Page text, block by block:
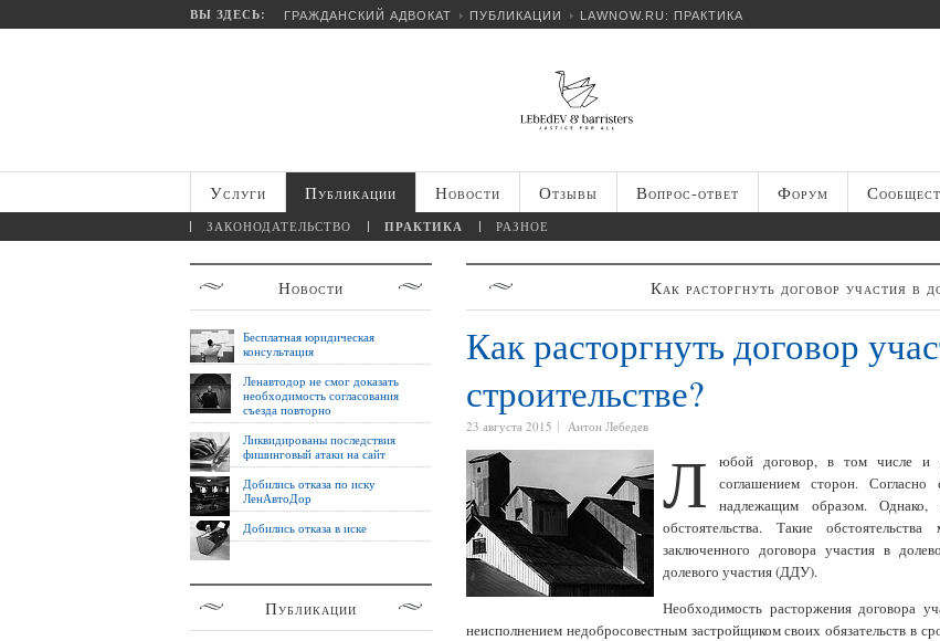
ВЫ ЗДЕСЬ: ГРАЖДАНСКИЙ АДВОКАТ ПУБЛИКАЦИИ LAWNOW.RU: ПРАКТИКА
Услуги Публикации Новости Отзывы Вопрос-ответ Форум
ЗАКОНОДАТЕЛЬСТВО ПРАКТИКА РАЗНОЕ
Как расторгнуть договор участия в
Как расторгнуть договор
строительстве?
23 августа 2015 Антон Лебедев
Л
юбой договор, в том числе и
соглашением сторон.
надлежащим образом.
обстоятельства. Такие
заключенного договора участия в
долевого участия (ДДУ).
Необходимость расторжения договора
неисполнением недобросовестным застройщиком своих обязательств в
Новости
Бесплатная юридическая
консультация
Ленавтодор не смог доказать
необходимость согласования
съезда повторно
Ликвидированы последствия
фишинговый атаки на сайт
Добились отказа по иску
ЛенАвтоДор
Добились отказа в иске
Публикации